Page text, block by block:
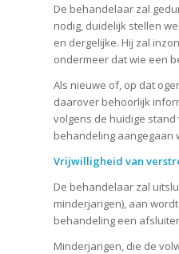
De behandelaar zal
nodig, duidelijk stellen
en dergelijke. Hij zal
ondermeer dat wie een
Als nieuwe of, op dat
daarover behoorlijk
volgens de huidige
behandeling aangegaan
Vrijwilligheid van
De behandelaar zal
minderjarigen), aan
behandeling een
Minderjarigen, die de